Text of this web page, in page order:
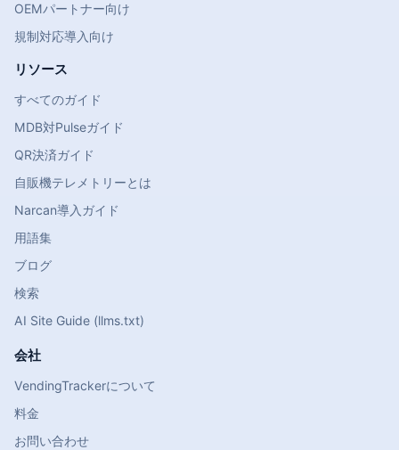
OEMパートナー向け
規制対応導入向け
リソース
すべてのガイド
MDB対Pulseガイド
QR決済ガイド
自販機テレメトリーとは
Narcan導入ガイド
用語集
ブログ
検索
AI Site Guide (llms.txt)
会社
VendingTrackerについて
料金
お問い合わせ